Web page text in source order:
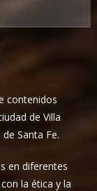
contenidos
de Villa
Santa Fe.
en diferentes
la ética y la